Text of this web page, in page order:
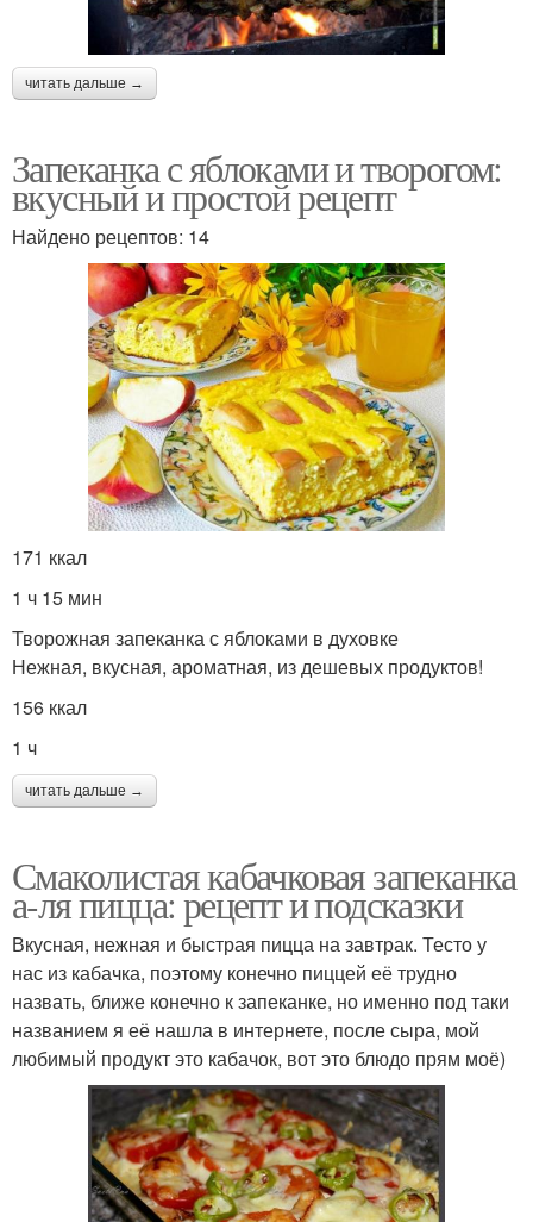
читать дальше →
Запеканка с яблоками и творогом:
вкусный и простой рецепт
Найдено рецептов: 14
171 ккал
1 ч 15 мин
Творожная запеканка с яблоками в духовке
Нежная, вкусная, ароматная, из дешевых продуктов!
156 ккал
1 ч
читать дальше →
Смаколистая кабачковая запеканка
а-ля пицца: рецепт и подсказки
Вкусная, нежная и быстрая пицца на завтрак. Тесто у
нас из кабачка, поэтому конечно пиццей её трудно
назвать, ближе конечно к запеканке, но именно под таки
названием я её нашла в интернете, после сыра, мой
любимый продукт это кабачок, вот это блюдо прям моё)